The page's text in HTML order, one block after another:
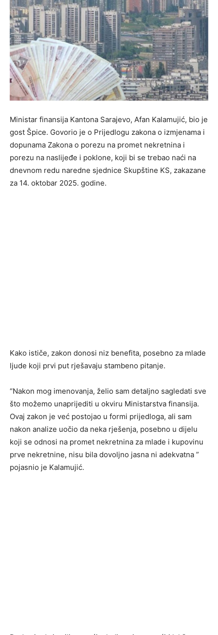
Ministar finansija Kantona Sarajevo, Afan Kalamujić, bio je
gost Špice. Govorio je o Prijedlogu zakona o izmjenama i
dopunama Zakona o porezu na promet nekretnina i
porezu na naslijeđe i poklone, koji bi se trebao naći na
dnevnom redu naredne sjednice Skupštine KS, zakazane
za 14. oktobar 2025. godine.
Kako ističe, zakon donosi niz benefita, posebno za mlade
ljude koji prvi put rješavaju stambeno pitanje.
“Nakon mog imenovanja, želio sam detaljno sagledati sve
što možemo unaprijediti u okviru Ministarstva finansija.
Ovaj zakon je već postojao u formi prijedloga, ali sam
nakon analize uočio da neka rješenja, posebno u dijelu
koji se odnosi na promet nekretnina za mlade i kupovinu
prve nekretnine, nisu bila dovoljno jasna ni adekvatna ”
pojasnio je Kalamujić.